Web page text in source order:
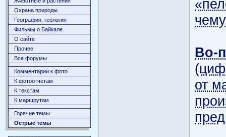
Охрана природы
География, геология
Фильмы о Байкале
О сайте
Прочее
Все форумы
Комментарии к фото
К фотоотчетам
К текстам
К маршрутам
Горячие темы
Острые темы
Во-
от